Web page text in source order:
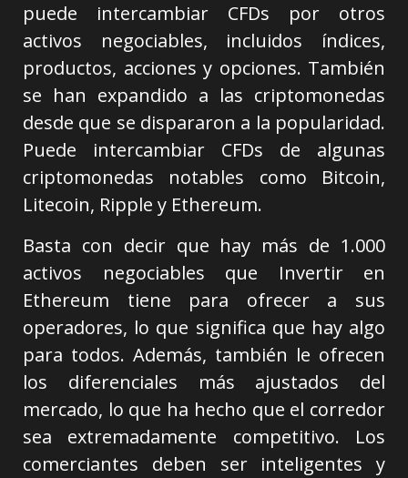
puede intercambiar CFDs por otros
activos negociables, incluidos índices,
productos, acciones y opciones. También
se han expandido a las criptomonedas
desde que se dispararon a la popularidad.
Puede intercambiar CFDs de algunas
criptomonedas notables como Bitcoin,
Litecoin, Ripple y Ethereum.
Basta con decir que hay más de 1.000
activos negociables que Invertir en
Ethereum tiene para ofrecer a sus
operadores, lo que significa que hay algo
para todos. Además, también le ofrecen
los diferenciales más ajustados del
mercado, lo que ha hecho que el corredor
sea extremadamente competitivo. Los
comerciantes deben ser inteligentes y